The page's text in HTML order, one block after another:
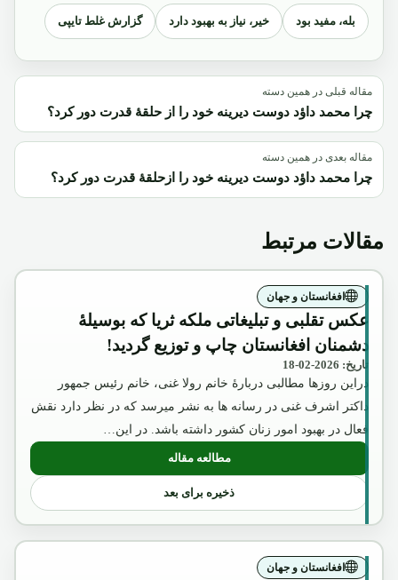
بله، مفید بود خیر، نیاز به بهبود دارد گزارش غلط تایپی
مقاله قبلی در همین دسته
چرا محمد داؤد دوست دیرینه خود را از حلقۀ قدرت دور کرد؟
مقاله بعدی در همین دسته
چرا محمد داؤد دوست دیرینه خود را ازحلقۀ قدرت دور کرد؟
مقالات مرتبط
افغانستان و جهان
عکس تقلبی و تبلیغاتی ملکه ثریا که بوسیلۀ
دشمنان افغانستان چاپ و توزیع گردید!
تاریخ: 2026-02-18
دراین روزها مطالبی دربارۀ خانم رولا غنی، خانم رئیس جمهور
داکتر اشرف غنی در رسانه ها به نشر میرسد که در نظر دارد نقش
فعال در بهبود امور زنان کشور داشته باشد. در این…
مطالعه مقاله: عکس تقلبی و تبلیغاتی ملکه ثریا که
ذخیره برای بعد
افغانستان و جهان